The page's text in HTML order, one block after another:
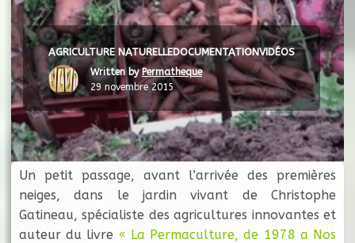
AGRICULTURE NATURELLEDOCUMENTATIONVIDÉOS
Written byPermatheque
29 novembre 2015
Un petit passage, avant l’arrivée des premières
neiges, dans le jardin vivant de Christophe
Gatineau, spécialiste des agricultures innovantes et
auteur du livre « La Permaculture, de 1978 a Nos